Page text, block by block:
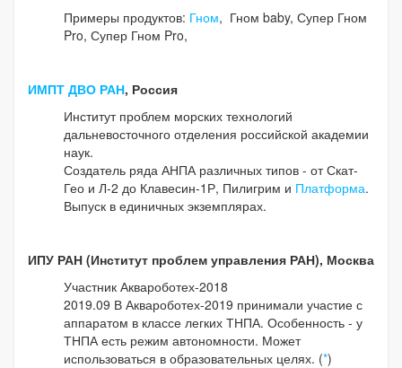
Примеры продуктов: Гном, Гном baby, Супер Гном
Pro, Супер Гном Pro,
ИМПТ ДВО РАН, Россия
Институт проблем морских технологий
дальневосточного отделения российской академии
наук.
Создатель ряда АНПА различных типов - от Скат-
Гео и Л-2 до Клавесин-1Р, Пилигрим и Платформа.
Выпуск в единичных экземплярах.
ИПУ РАН (Институт проблем управления РАН), Москва
Участник Аквароботех-2018
2019.09 В Аквароботех-2019 принимали участие с
аппаратом в классе легких ТНПА. Особенность - у
ТНПА есть режим автономности. Может
использоваться в образовательных целях. (*)